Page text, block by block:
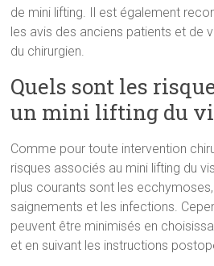
de mini lifting. Il est également
les avis des anciens patients et de
du chirurgien.
Quels sont les
un mini lifting du
Comme pour toute intervention
risques associés au mini lifting du
plus courants sont les ecchymoses,
saignements et les infections.
peuvent être minimisés en
et en suivant les instructions